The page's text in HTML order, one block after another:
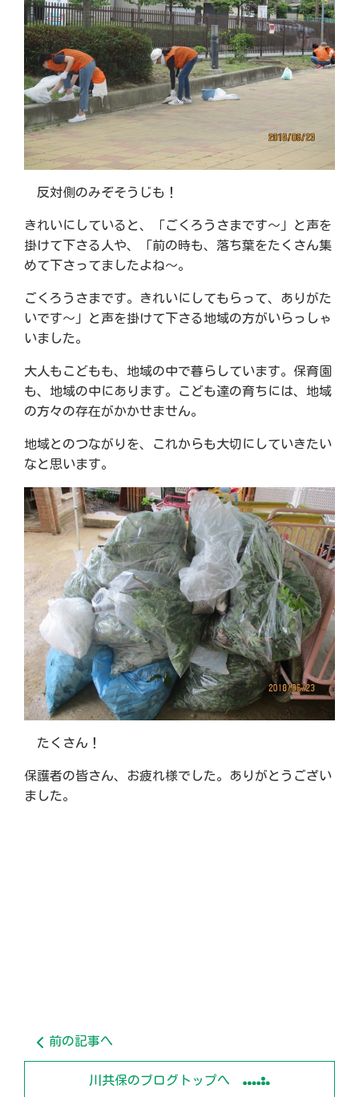
反対側のみぞそうじも！
きれいにしていると、「ごくろうさまです～」と声を
掛けて下さる人や、「前の時も、落ち葉をたくさん集
めて下さってましたよね～。
ごくろうさまです。きれいにしてもらって、ありがた
いです～」と声を掛けて下さる地域の方がいらっしゃ
いました。
大人もこどもも、地域の中で暮らしています。保育園
も、地域の中にあります。こども達の育ちには、地域
の方々の存在がかかせません。
地域とのつながりを、これからも大切にしていきたい
なと思います。
たくさん！
保護者の皆さん、お疲れ様でした。ありがとうござい
ました。
前の記事へ
川共保のブログトップへ